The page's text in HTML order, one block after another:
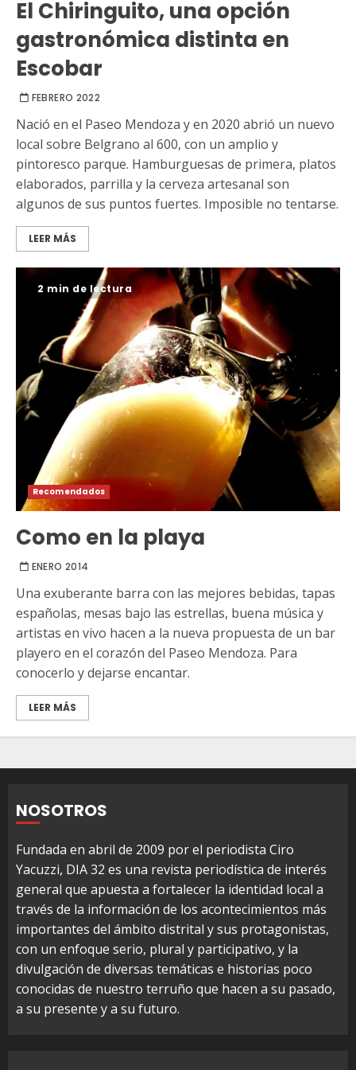
El Chiringuito, una opción
gastronómica distinta en
Escobar
FEBRERO 2022
Nació en el Paseo Mendoza y en 2020 abrió un nuevo
local sobre Belgrano al 600, con un amplio y
pintoresco parque. Hamburguesas de primera, platos
elaborados, parrilla y la cerveza artesanal son
algunos de sus puntos fuertes. Imposible no tentarse.
LEER MÁS
2 min de lectura
Recomendados
Como en la playa
ENERO 2014
Una exuberante barra con las mejores bebidas, tapas
españolas, mesas bajo las estrellas, buena música y
artistas en vivo hacen a la nueva propuesta de un bar
playero en el corazón del Paseo Mendoza. Para
conocerlo y dejarse encantar.
LEER MÁS
NOSOTROS
Fundada en abril de 2009 por el periodista Ciro
Yacuzzi, DIA 32 es una revista periodística de interés
general que apuesta a fortalecer la identidad local a
través de la información de los acontecimientos más
importantes del ámbito distrital y sus protagonistas,
con un enfoque serio, plural y participativo, y la
divulgación de diversas temáticas e historias poco
conocidas de nuestro terruño que hacen a su pasado,
a su presente y a su futuro.